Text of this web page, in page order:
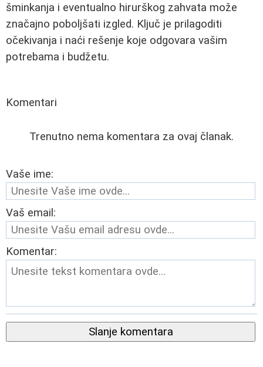
šminkanja i eventualno hirurškog zahvata može
značajno poboljšati izgled. Ključ je prilagoditi
očekivanja i naći rešenje koje odgovara vašim
potrebama i budžetu.
Komentari
Trenutno nema komentara za ovaj članak.
Vaše ime:
Vaš email:
Komentar:
Slanje komentara